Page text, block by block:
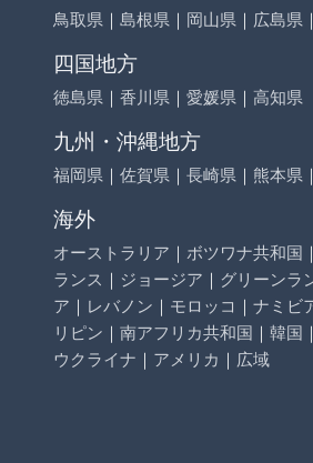
鳥取県 ｜ 島根県 ｜ 岡山県 ｜ 広島県 ｜
四国地方
徳島県 ｜ 香川県 ｜ 愛媛県 ｜ 高知県
九州・沖縄地方
福岡県 ｜ 佐賀県 ｜ 長崎県 ｜ 熊本県 ｜
海外
オーストラリア ｜ ボツワナ共和国 ｜
ランス ｜ ジョージア ｜ グリーンラ
ア ｜ レバノン ｜ モロッコ ｜ ナミビ
リピン ｜ 南アフリカ共和国 ｜ 韓国 ｜
ウクライナ ｜ アメリカ ｜ 広域